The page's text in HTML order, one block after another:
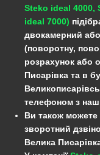
Steko ideal 4000,
ideal 7000)
двокамерний
(поворотну,
розрахунок або
Писарівка та в
телефоном з
Ви також можете
зворотний
Велика